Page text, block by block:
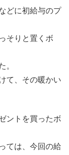
どに初給与のプ
そりと置くボ
。
て、その暖かい
ントを買ったボ
ては、今回の給